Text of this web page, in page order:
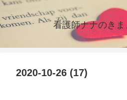
看護師ナナのき
2020-10-26 (17)